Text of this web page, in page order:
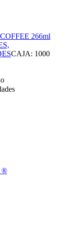
266ml
CAJA: 1000
®